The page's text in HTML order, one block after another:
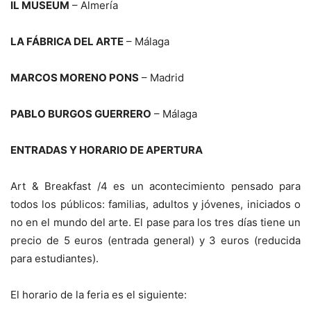
IL MUSEUM – Almería
LA FÁBRICA DEL ARTE – Málaga
MARCOS MORENO PONS – Madrid
PABLO BURGOS GUERRERO – Málaga
ENTRADAS Y HORARIO DE APERTURA
Art & Breakfast /4 es un acontecimiento pensado para
todos los públicos: familias, adultos y jóvenes, iniciados o
no en el mundo del arte. El pase para los tres días tiene un
precio de 5 euros (entrada general) y 3 euros (reducida
para estudiantes).
El horario de la feria es el siguiente: